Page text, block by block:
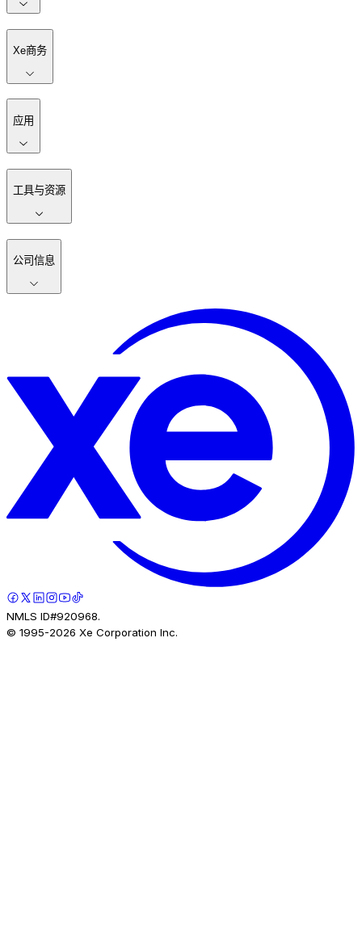
Xe商务
应用
工具与资源
公司信息
NMLS ID#920968.
© 1995-2026 Xe Corporation Inc.